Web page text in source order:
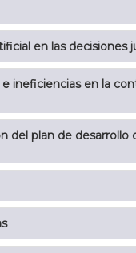
en las decisiones
ineficiencias en la
del plan de desarrollo